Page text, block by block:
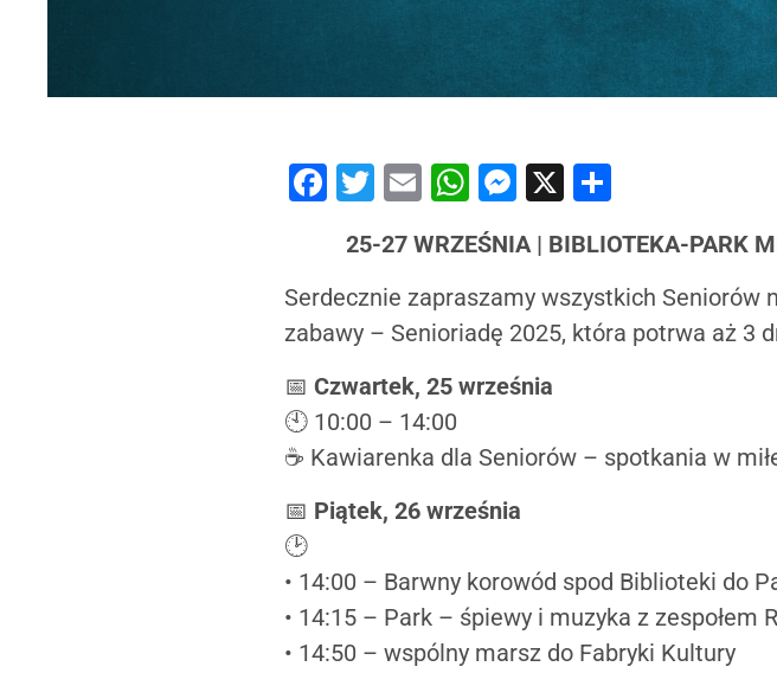
Facebook
Twitter
EmailWhatsApp
Messenger
X
25-27 WRZEŚNIA | BIBLIOTEKA-PARK
Serdecznie zapraszamy wszystkich
zabawy – Senioriadę 2025, która potrwa aż 3
📅 Czwartek, 25 września
🕙 10:00 – 14:00
☕ Kawiarenka dla Seniorów – spotkania w
📅 Piątek, 26 września
🕑
• 14:00 – Barwny korowód spod Biblioteki do
• 14:15 – Park – śpiewy i muzyka z
• 14:50 – wspólny marsz do Fabryki Kultury